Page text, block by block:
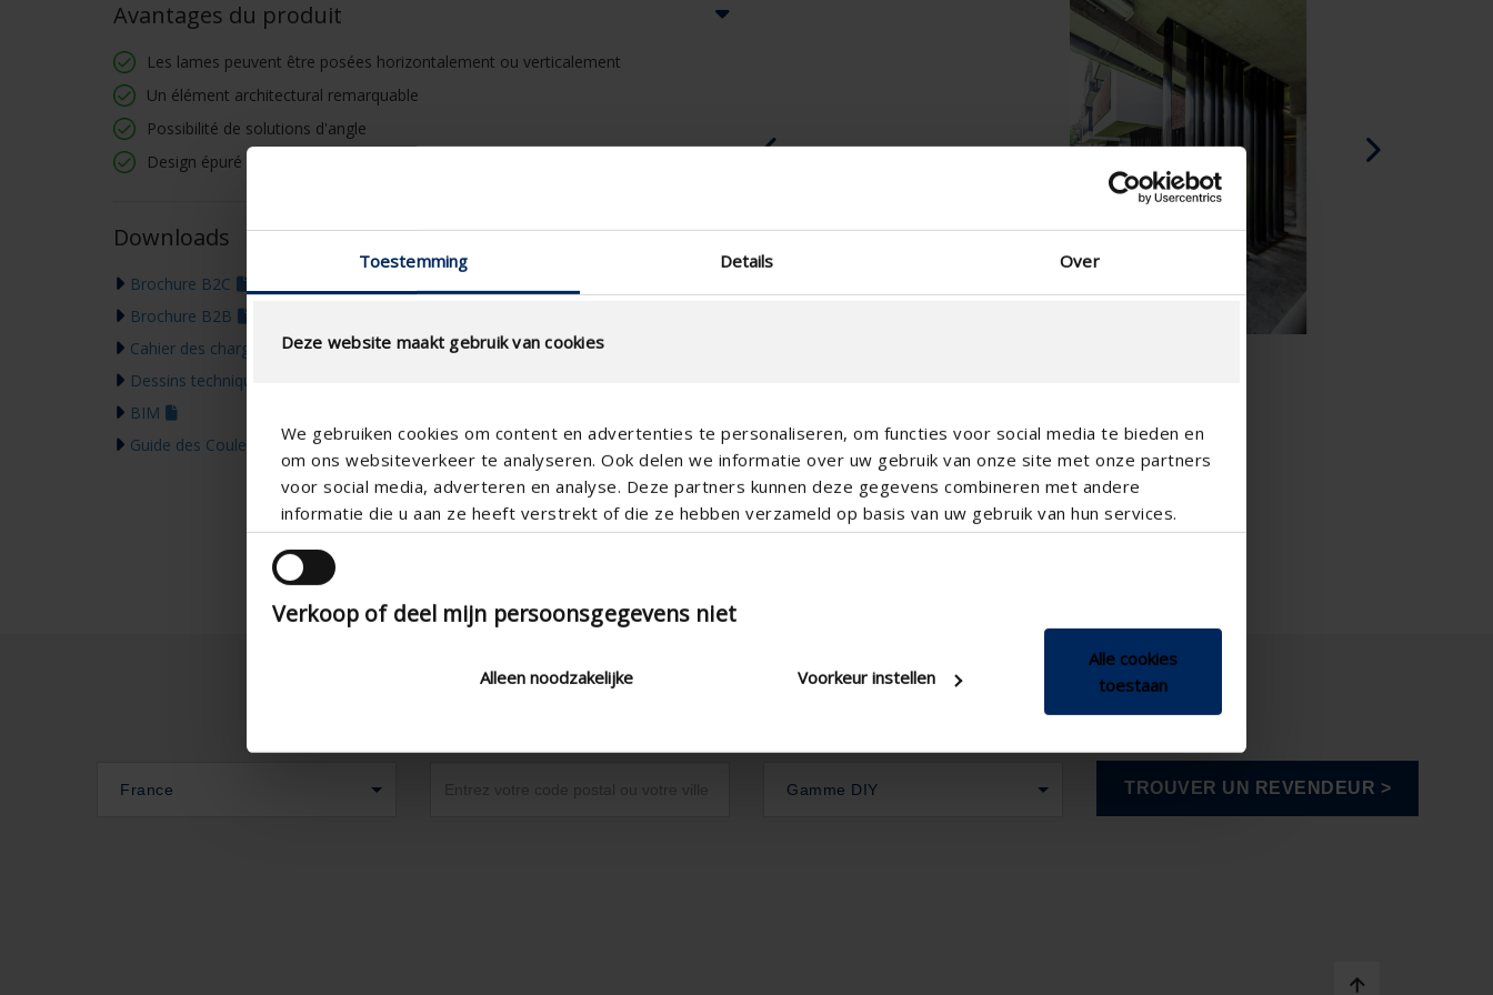
Toestemming Details Over
Deze website maakt gebruik van cookies
We gebruiken cookies om content en advertenties te personaliseren, om functies voor social media te bieden en
om ons websiteverkeer te analyseren. Ook delen we informatie over uw gebruik van onze site met onze partners
voor social media, adverteren en analyse. Deze partners kunnen deze gegevens combineren met andere
informatie die u aan ze heeft verstrekt of die ze hebben verzameld op basis van uw gebruik van hun services.
Verkoop of deel mijn persoonsgegevens niet
Alleen noodzakelijke Voorkeur instellen
Alle cookies
toestaan
Danois - Danemark
Norwegian - Norway
Suédois - Suède
Anglais - Canada
Moyen Orient
Russe - La russie
Chinois - Chine
Avantages du produit
Les lames peuvent être posées horizontalement ou verticalement
Un élément architectural remarquable
Possibilité de solutions d'angle
Design épuré
Downloads
Brochure B2C
Brochure B2B
Cahier des charges
Dessins techniques
BIM
Guide des Couleurs 2026
France Gamme DIY